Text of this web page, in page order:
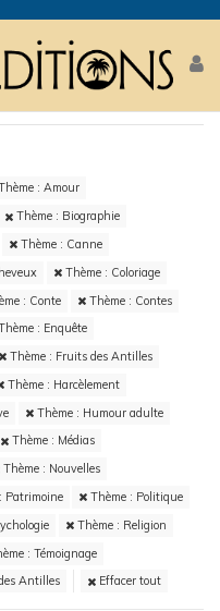
: Amour
Thème : Biographie
Thème : Canne
Thème : Coloriage
: Conte
Thème : Contes
: Enquête
Thème : Fruits des Antilles
Thème : Harcèlement
Thème : Humour adulte
Thème : Médias
Thème : Nouvelles
Patrimoine
Thème : Politique
Thème : Religion
: Témoignage
Antilles Effacer tout